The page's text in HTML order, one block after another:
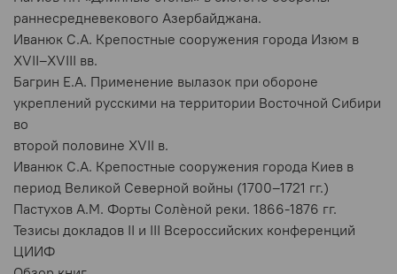
раннесредневекового Азербайджана.
Иванюк С.А. Крепостные сооружения города Изюм в
XVII–XVIII вв.
Багрин Е.А. Применение вылазок при обороне
укреплений русскими на территории Восточной Сибири
во
второй половине XVII в.
Иванюк С.А. Крепостные сооружения города Киев в
период Великой Северной войны (1700–1721 гг.)
Пастухов А.М. Форты Солѐной реки. 1866-1876 гг.
Тезисы докладов II и III Всероссийских конференций
ЦИИФ